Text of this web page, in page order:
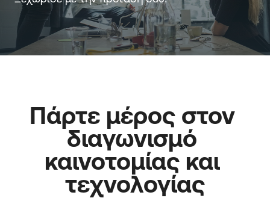
Πάρτε μέρος στον
διαγωνισμό
καινοτομίας και
τεχνολογίας